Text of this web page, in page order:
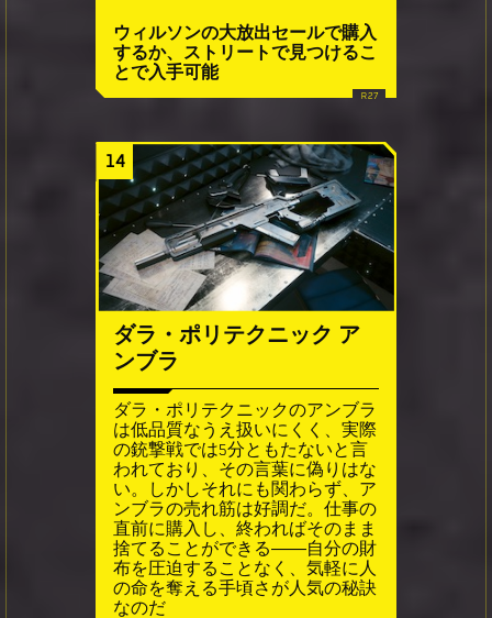
ウィルソンの大放出セールで購入
するか、ストリートで見つけるこ
とで入手可能
14
ダラ・ポリテクニック ア
ンブラ
ダラ・ポリテクニックのアンブラ
は低品質なうえ扱いにくく、実際
の銃撃戦では5分ともたないと言
われており、その言葉に偽りはな
い。しかしそれにも関わらず、ア
ンブラの売れ筋は好調だ。仕事の
直前に購入し、終わればそのまま
捨てることができる――自分の財
布を圧迫することなく、気軽に人
の命を奪える手頃さが人気の秘訣
なのだ